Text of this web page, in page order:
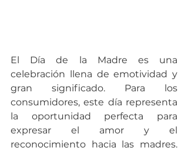
El Día de la Madre es una
celebración llena de emotividad y
gran significado. Para los
consumidores, este día representa
la oportunidad perfecta para
expresar el amor y el
reconocimiento hacia las madres.